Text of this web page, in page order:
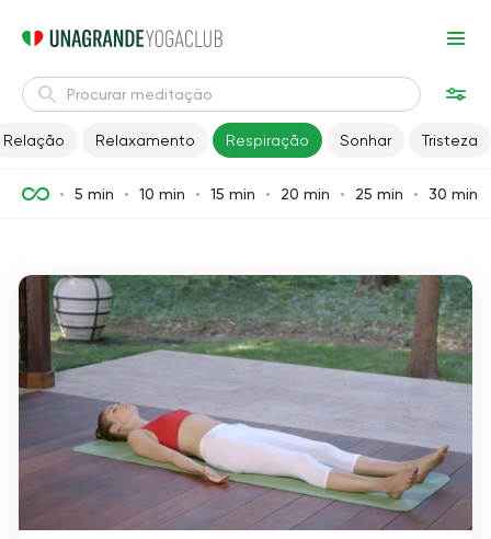
Relação Relaxamento Respiração Sonhar Tristeza
5 min 10 min 15 min 20 min 25 min 30 min